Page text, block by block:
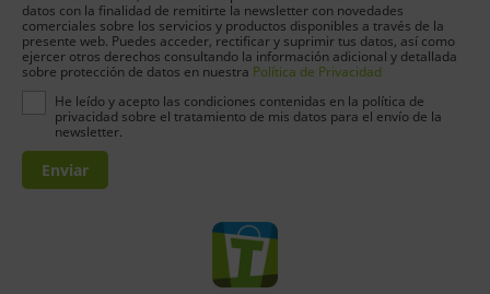
datos con la finalidad de remitirte la newsletter con novedades
comerciales sobre los servicios y productos disponibles a través de la
presente web. Puedes acceder, rectificar y suprimir tus datos, así como
ejercer otros derechos consultando la información adicional y detallada
sobre protección de datos en nuestra Política de Privacidad
He leído y acepto las condiciones contenidas en la política de
privacidad sobre el tratamiento de mis datos para el envío de la
newsletter.
Enviar